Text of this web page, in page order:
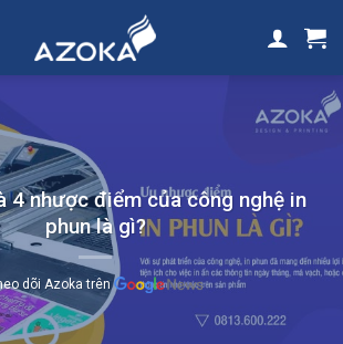
4 nhược điểm của công nghệ in
phun là gì?
dõi Azoka trên